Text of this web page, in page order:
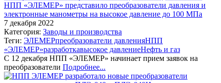
НПП «ЭЛЕМЕР» представило преобразователи давления и
электронные манометры на высокое давление до 100 МПа
7 декабря 2022
Категория: Заводы и производства
Теги: ЭЛЕМЕРпреобразователи давленияНПП
«ЭЛЕМЕР»разработкавысокое давлениеНефть и газ
С 12 декабря НПП «ЭЛЕМЕР» начинает прием заявок на
преобразователи Подробнее...